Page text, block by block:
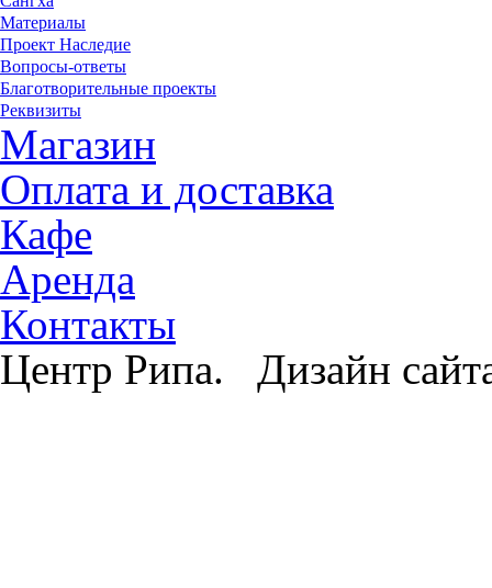
Материалы
Проект Наследие
Вопросы-ответы
Благотворительные проекты
Реквизиты
Магазин
Оплата и доставка
Кафе
Аренда
Контакты
Центр Рипа. Дизайн